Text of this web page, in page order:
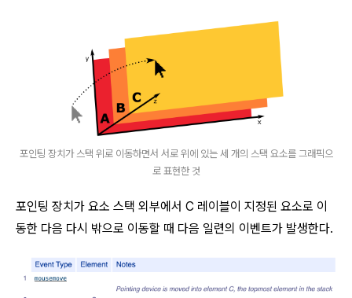
포인팅 장치가 스택 위로 이동하면서 서로 위에 있는 세 개의 스택 요소를 그래픽으
로 표현한 것
포인팅 장치가 요소 스택 외부에서 C 레이블이 지정된 요소로 이
동한 다음 다시 밖으로 이동할 때 다음 일련의 이벤트가 발생한다.